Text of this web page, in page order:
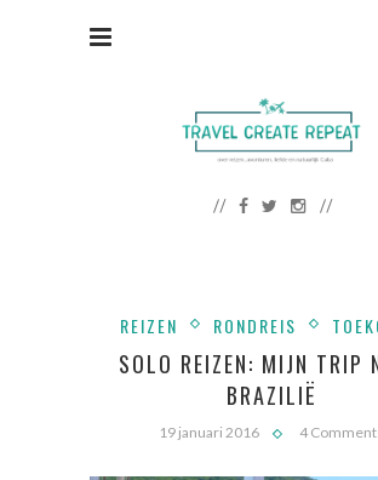
REIZEN RONDREIS
SOLO REIZEN: MIJN TRIP
BRAZILIË
19 januari 2016 4